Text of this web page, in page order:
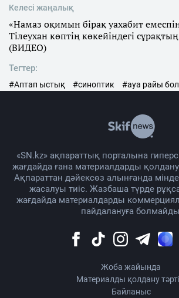
Келесі жаңалық
«Намаз оқимын бірақ уахабит
Тілеухан көптің көкейіндегі
(ВИДЕО)
Тегтер:
#Аптап ыстық #синоптик #ауа райы
«SN.kz» ақпараттық порталына
жағдайда ғана материалдарды
Ақпараттан дәйексөз алынғанда
жасалуы тиіс. Жазбаша түрде
жағдайда материалдарды
пайдалануға
Жоба жайында
Материалды қолдану
Байланыс